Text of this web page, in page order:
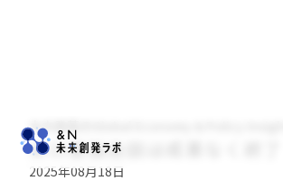
木内登英のGlobal Economy & Policy Insight
米ロ首脳会談は成果なく終了
2025年08月18日